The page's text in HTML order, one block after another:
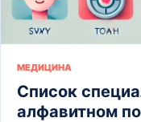
МЕДИЦИНА
Список
алфавитном